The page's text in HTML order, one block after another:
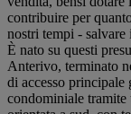
contribuire per
nostri tempi - salvare
È nato su questi
Anterivo, terminato
di accesso principale
condominiale tramite